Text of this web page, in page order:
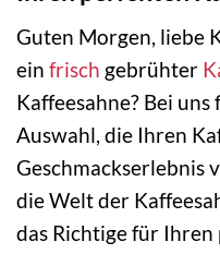
Guten Morgen, liebe
ein frisch gebrühter
Kaffeesahne? Bei
Auswahl, die Ihren
Geschmackserlebnis
die Welt der
das Richtige für Ihren